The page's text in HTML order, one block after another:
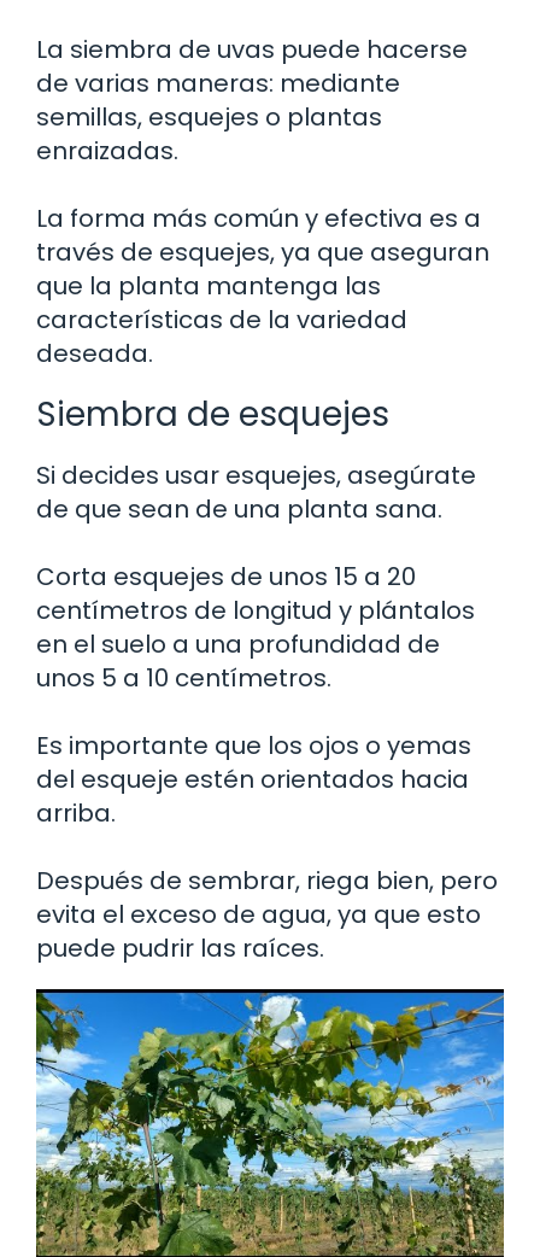
La siembra de uvas puede hacerse
de varias maneras: mediante
semillas, esquejes o plantas
enraizadas.
La forma más común y efectiva es a
través de esquejes, ya que aseguran
que la planta mantenga las
características de la variedad
deseada.
Siembra de esquejes
Si decides usar esquejes, asegúrate
de que sean de una planta sana.
Corta esquejes de unos 15 a 20
centímetros de longitud y plántalos
en el suelo a una profundidad de
unos 5 a 10 centímetros.
Es importante que los ojos o yemas
del esqueje estén orientados hacia
arriba.
Después de sembrar, riega bien, pero
evita el exceso de agua, ya que esto
puede pudrir las raíces.